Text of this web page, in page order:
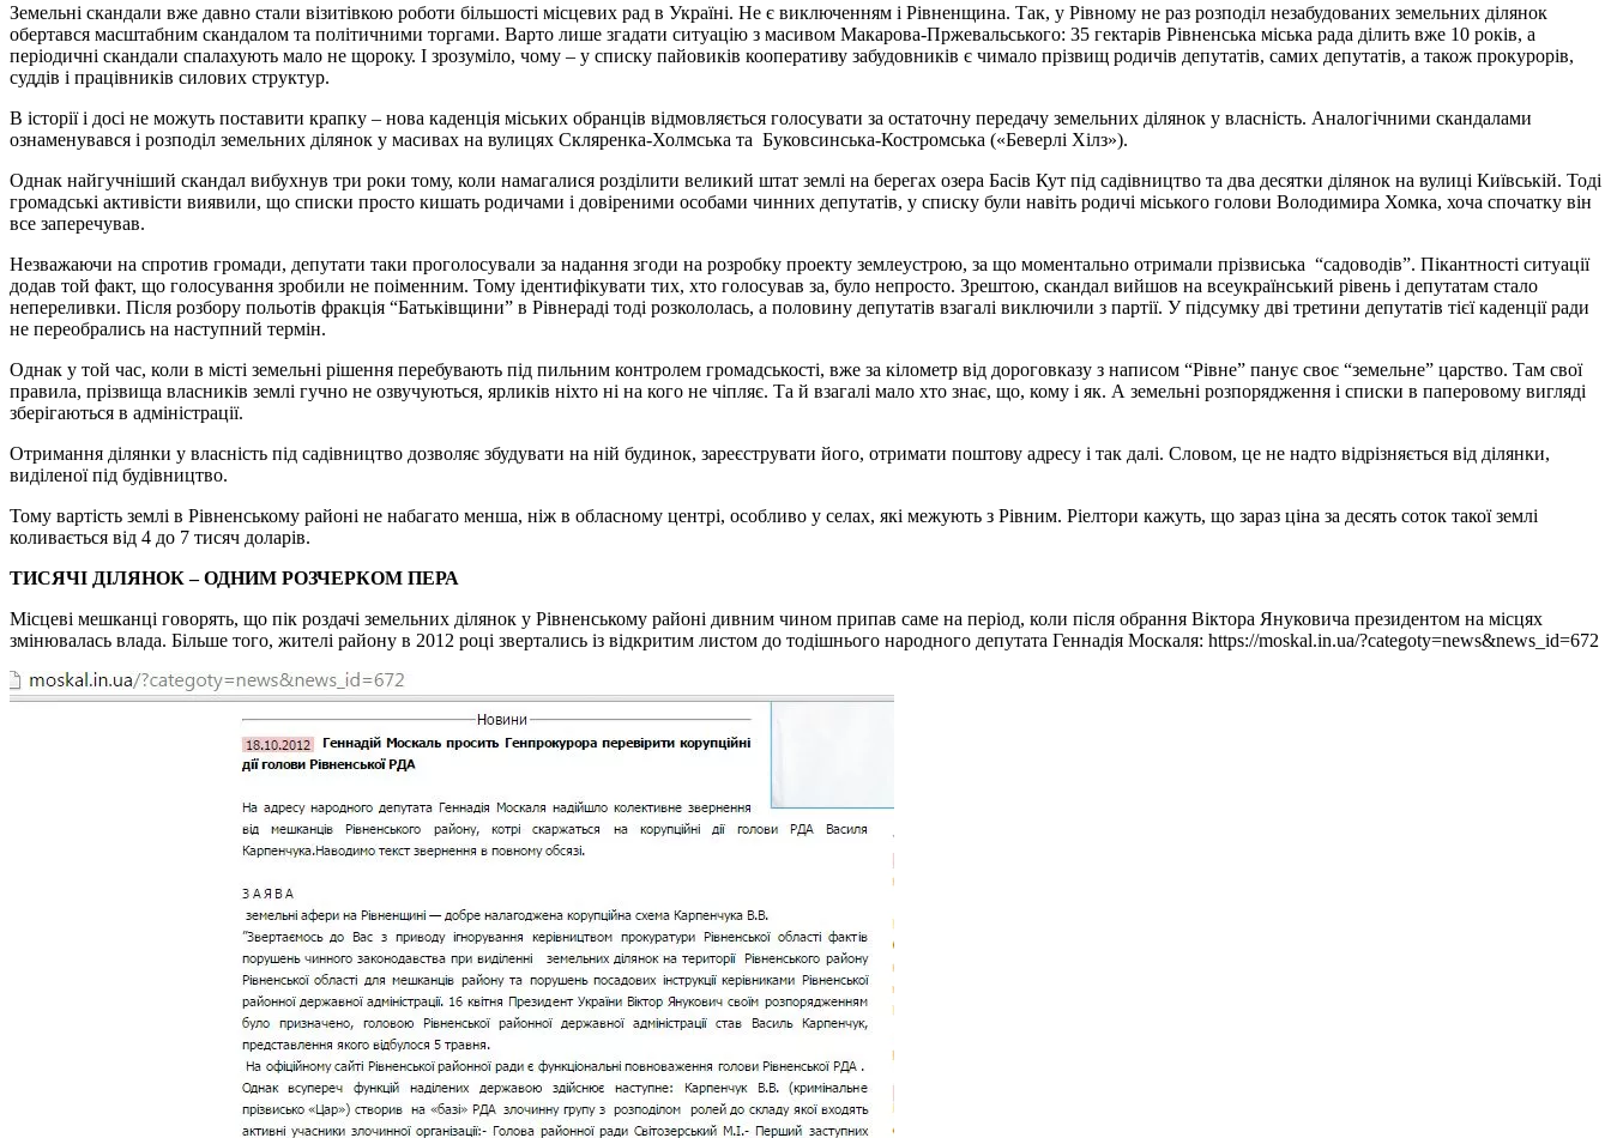
Земельні скандали вже давно стали візитівкою роботи більшості місцевих рад в Україні. Не є виключенням і Рівненщина. Так, у Рівному не раз розподіл незабудованих земельних ділянок
обертався масштабним скандалом та політичними торгами. Варто лише згадати ситуацію з масивом Макарова-Пржевальського: 35 гектарів Рівненська міська рада ділить вже 10 років, а
періодичні скандали спалахують мало не щороку. І зрозуміло, чому – у списку пайовиків кооперативу забудовників є чимало прізвищ родичів депутатів, самих депутатів, а також прокурорів,
суддів і працівників силових структур.
В історії і досі не можуть поставити крапку – нова каденція міських обранців відмовляється голосувати за остаточну передачу земельних ділянок у власність. Аналогічними скандалами
ознаменувався і розподіл земельних ділянок у масивах на вулицях Скляренка-Холмська та Буковсинська-Костромська («Беверлі Хілз»).
Однак найгучніший скандал вибухнув три роки тому, коли намагалися розділити великий штат землі на берегах озера Басів Кут під садівництво та два десятки ділянок на вулиці Київській. Тоді
громадські активісти виявили, що списки просто кишать родичами і довіреними особами чинних депутатів, у списку були навіть родичі міського голови Володимира Хомка, хоча спочатку він
все заперечував.
Незважаючи на спротив громади, депутати таки проголосували за надання згоди на розробку проекту землеустрою, за що моментально отримали прізвиська “садоводів”. Пікантності ситуації
додав той факт, що голосування зробили не поіменним. Тому ідентифікувати тих, хто голосував за, було непросто. Зрештою, скандал вийшов на всеукраїнський рівень і депутатам стало
непереливки. Після розбору польотів фракція “Батьківщини” в Рівнераді тоді розкололась, а половину депутатів взагалі виключили з партії. У підсумку дві третини депутатів тієї каденції ради
не переобрались на наступний термін.
Однак у той час, коли в місті земельні рішення перебувають під пильним контролем громадськості, вже за кілометр від дороговказу з написом “Рівне” панує своє “земельне” царство. Там свої
правила, прізвища власників землі гучно не озвучуються, ярликів ніхто ні на кого не чіпляє. Та й взагалі мало хто знає, що, кому і як. А земельні розпорядження і списки в паперовому вигляді
зберігаються в адміністрації.
Отримання ділянки у власність під садівництво дозволяє збудувати на ній будинок, зареєструвати його, отримати поштову адресу і так далі. Словом, це не надто відрізняється від ділянки,
виділеної під будівництво.
Тому вартість землі в Рівненському районі не набагато менша, ніж в обласному центрі, особливо у селах, які межують з Рівним. Ріелтори кажуть, що зараз ціна за десять соток такої землі
коливається від 4 до 7 тисяч доларів.
ТИСЯЧІ ДІЛЯНОК – ОДНИМ РОЗЧЕРКОМ ПЕРА
Місцеві мешканці говорять, що пік роздачі земельних ділянок у Рівненському районі дивним чином припав саме на період, коли після обрання Віктора Януковича президентом на місцях
змінювалась влада. Більше того, жителі району в 2012 році звертались із відкритим листом до тодішнього народного депутата Геннадія Москаля: https://moskal.in.ua/?categoty=news&news_id=672